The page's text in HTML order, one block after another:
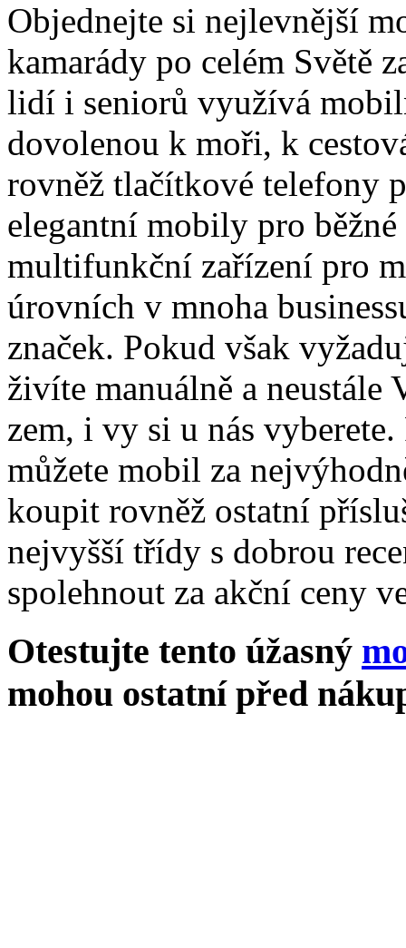
Objednejte si nejlevnější
kamarády po celém Světě
lidí i seniorů využívá
dovolenou k moři, k
rovněž tlačítkové telefony
elegantní mobily pro
multifunkční zařízení pro
úrovních v mnoha
značek. Pokud však
živíte manuálně a neustále
zem, i vy si u nás
můžete mobil za
koupit rovněž ostatní
nejvyšší třídy s dobrou
spolehnout za akční ceny
Otestujte tento úžasný
mohou ostatní před